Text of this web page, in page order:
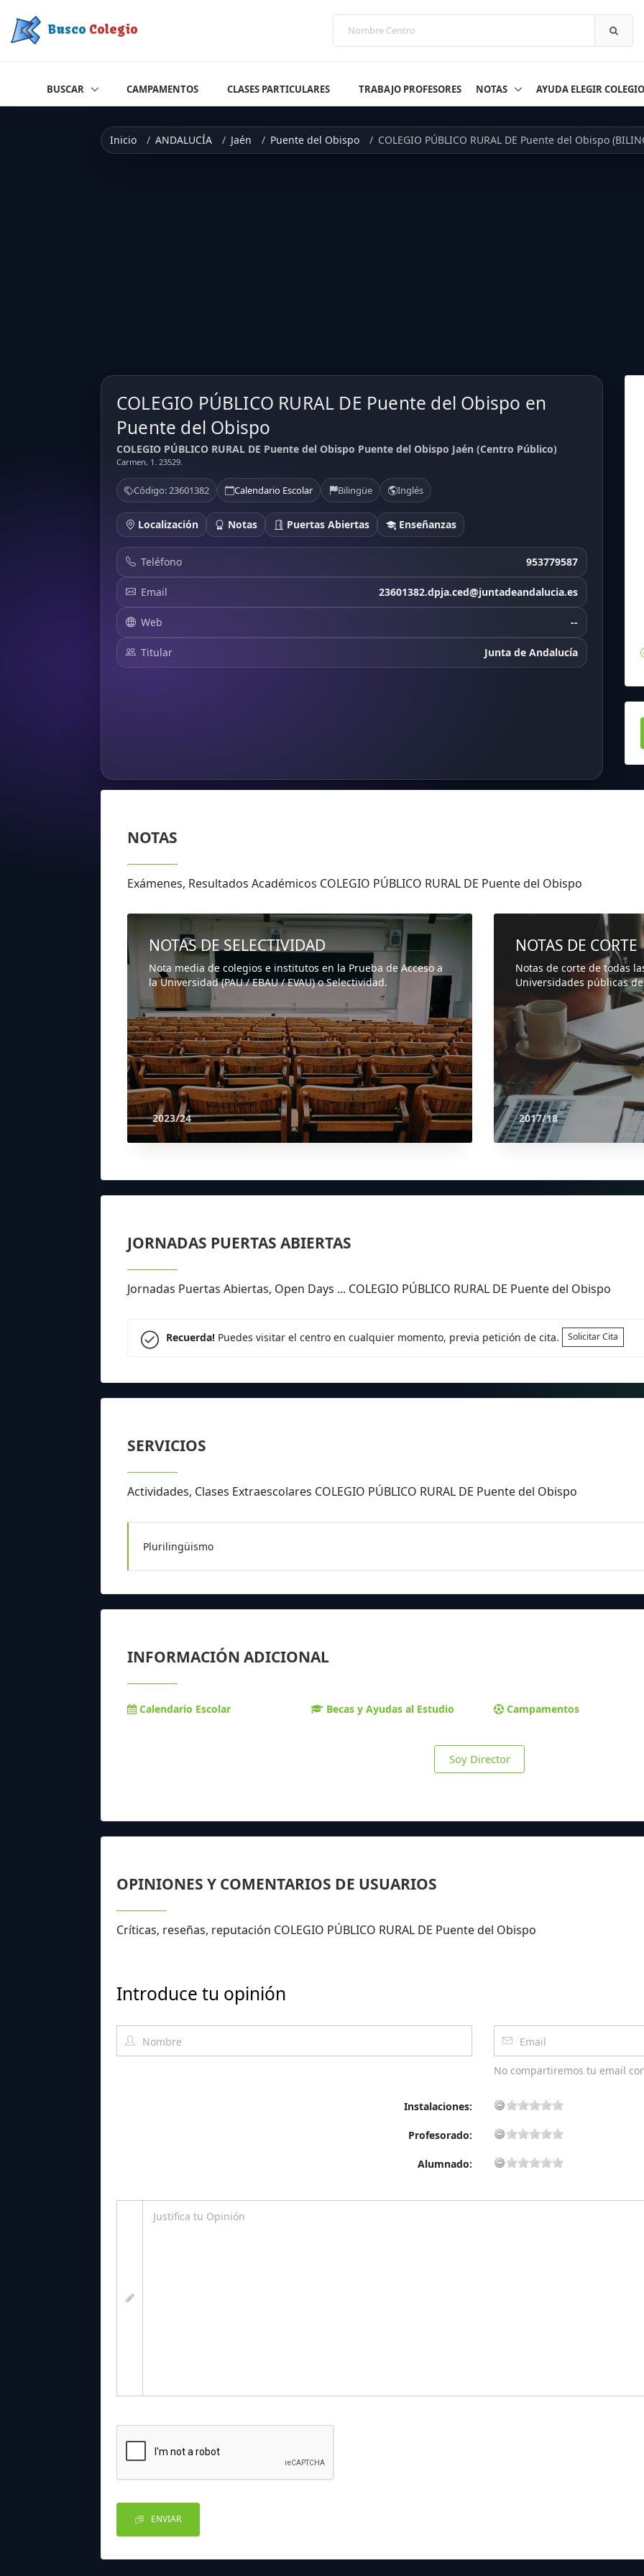
Busco Colegio
BUSCAR CAMPAMENTOS CLASES PARTICULARES TRABAJO PROFESORES NOTAS AYUDA ELEGIR
Inicio ANDALUCÍA Jaén Puente del Obispo COLEGIO PÚBLICO RURAL DE Puente del Obispo
COLEGIO PÚBLICO RURAL DE Puente del Obispo en
Puente del Obispo
COLEGIO PÚBLICO RURAL DE Puente del Obispo Puente del Obispo Jaén (Centro Público)
Carmen, 1. 23529.
Código: 23601382 Calendario Escolar Bilingüe Inglés
Localización Notas Puertas Abiertas Enseñanzas
Teléfono 953779587
Email 23601382.dpja.ced@juntadeandalucia.es
Web --
Titular Junta de Andalucía
NOTAS
Exámenes, Resultados Académicos COLEGIO PÚBLICO RURAL DE Puente del Obispo
NOTAS DE SELECTIVIDAD
Nota media de colegios e institutos en la Prueba de Acceso a
la Universidad (PAU / EBAU / EVAU) o Selectividad.
2023/24
NOTAS DE CORTE
Notas de corte de todas
Universidades públicas
2017/18
JORNADAS PUERTAS ABIERTAS
Jornadas Puertas Abiertas, Open Days ... COLEGIO PÚBLICO RURAL DE Puente del Obispo
Recuerda!Puedes visitar el centro en cualquier momento, previa petición de cita. Solicitar Cita
SERVICIOS
Actividades, Clases Extraescolares COLEGIO PÚBLICO RURAL DE Puente del Obispo
Plurilingüismo
INFORMACIÓN ADICIONAL
Calendario Escolar Becas y Ayudas al Estudio Campamentos
Soy Director
OPINIONES Y COMENTARIOS DE USUARIOS
Críticas, reseñas, reputación COLEGIO PÚBLICO RURAL DE Puente del Obispo
Introduce tu opinión
No compartiremos tu email
Instalaciones:
Profesorado:
Alumnado:
ENVIAR